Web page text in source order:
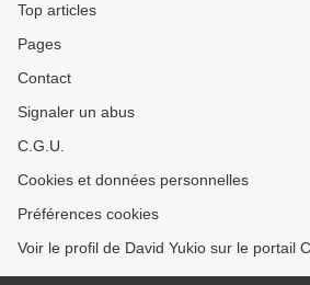
Top articles
Pages
Contact
Signaler un abus
C.G.U.
Cookies et données personnelles
Préférences cookies
Voir le profil de David Yukio sur le portail